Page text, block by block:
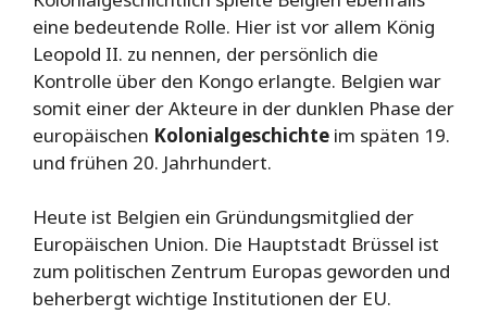
eine bedeutende Rolle. Hier ist vor allem König
Leopold II. zu nennen, der persönlich die
Kontrolle über den Kongo erlangte. Belgien war
somit einer der Akteure in der dunklen Phase der
europäischen Kolonialgeschichte im späten 19.
und frühen 20. Jahrhundert.
Heute ist Belgien ein Gründungsmitglied der
Europäischen Union. Die Hauptstadt Brüssel ist
zum politischen Zentrum Europas geworden und
beherbergt wichtige Institutionen der EU.